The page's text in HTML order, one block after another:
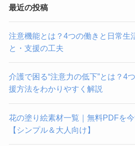
最近の投稿
注意機能とは？4つの働きと日常生
と・支援の工夫
介護で困る“注意力の低下”とは？4
援方法をわかりやすく解説
花の塗り絵素材一覧｜無料PDFを
【シンプル＆大人向け】